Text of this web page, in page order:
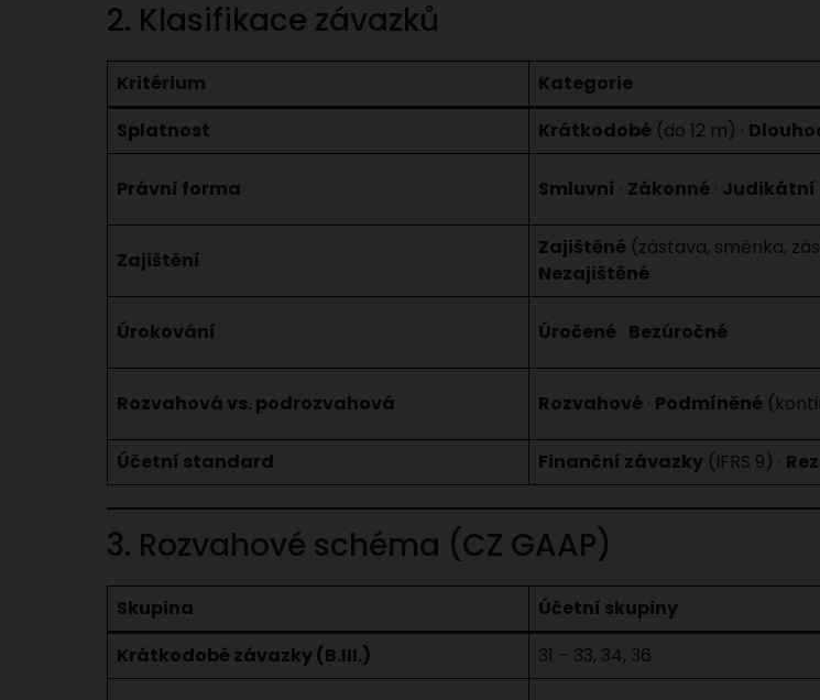
2. Klasifikace závazků
Kritérium Kategorie
Splatnost
Krátkodobé (do 12 m) ·
Právní forma Smluvní · Zákonné · Judikátní
Zajištění
Zajištěné (zástava, směnka,
Nezajištěné
Úrokování Úročené · Bezúročné
Rozvahová vs. podrozvahová Rozvahové · Podmíněné
Účetní standard
Finanční závazky (IFRS 9) ·
3. Rozvahové schéma (CZ GAAP)
Skupina Účetní skupiny
Krátkodobé závazky (B.III.)
31 – 33, 34, 36